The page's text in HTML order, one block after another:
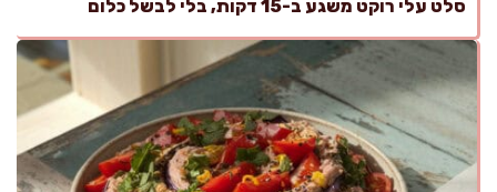
סלט עלי רוקט משגע ב-15 דקות, בלי לבשל כלום